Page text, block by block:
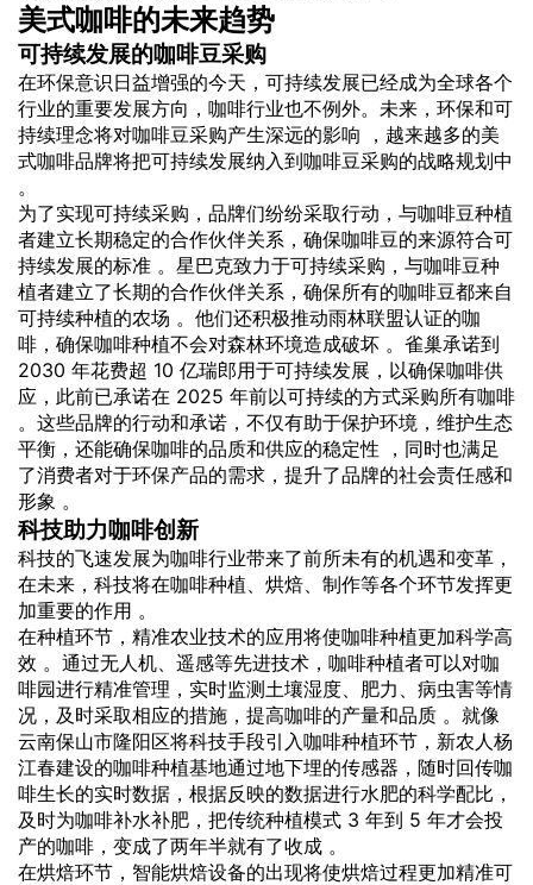
美式咖啡的未来趋势
可持续发展的咖啡豆采购
在环保意识日益增强的今天，可持续发展已经成为全球各个
行业的重要发展方向，咖啡行业也不例外。未来，环保和可
持续理念将对咖啡豆采购产生深远的影响 ，越来越多的美
式咖啡品牌将把可持续发展纳入到咖啡豆采购的战略规划中
。
为了实现可持续采购，品牌们纷纷采取行动，与咖啡豆种植
者建立长期稳定的合作伙伴关系，确保咖啡豆的来源符合可
持续发展的标准 。星巴克致力于可持续采购，与咖啡豆种
植者建立了长期的合作伙伴关系，确保所有的咖啡豆都来自
可持续种植的农场 。他们还积极推动雨林联盟认证的咖
啡，确保咖啡种植不会对森林环境造成破坏 。雀巢承诺到
2030 年花费超 10 亿瑞郎用于可持续发展，以确保咖啡供
应，此前已承诺在 2025 年前以可持续的方式采购所有咖啡
。这些品牌的行动和承诺，不仅有助于保护环境，维护生态
平衡，还能确保咖啡的品质和供应的稳定性 ，同时也满足
了消费者对于环保产品的需求，提升了品牌的社会责任感和
形象 。
科技助力咖啡创新
科技的飞速发展为咖啡行业带来了前所未有的机遇和变革，
在未来，科技将在咖啡种植、烘焙、制作等各个环节发挥更
加重要的作用 。
在种植环节，精准农业技术的应用将使咖啡种植更加科学高
效 。通过无人机、遥感等先进技术，咖啡种植者可以对咖
啡园进行精准管理，实时监测土壤湿度、肥力、病虫害等情
况，及时采取相应的措施，提高咖啡的产量和品质 。就像
云南保山市隆阳区将科技手段引入咖啡种植环节，新农人杨
江春建设的咖啡种植基地通过地下埋的传感器，随时回传咖
啡生长的实时数据，根据反映的数据进行水肥的科学配比，
及时为咖啡补水补肥，把传统种植模式 3 年到 5 年才会投
产的咖啡，变成了两年半就有了收成 。
在烘焙环节，智能烘焙设备的出现将使烘焙过程更加精准可